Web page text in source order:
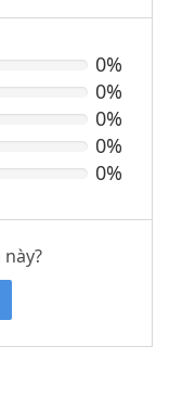
0%
0%
0%
0%
0%